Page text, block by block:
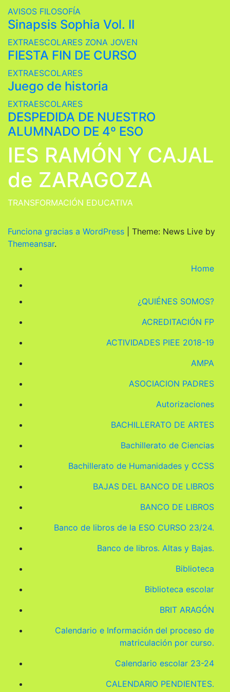
AVISOS FILOSOFÍA
Sinapsis Sophia Vol. II
EXTRAESCOLARES ZONA JOVEN
FIESTA FIN DE CURSO
EXTRAESCOLARES
Juego de historia
EXTRAESCOLARES
DESPEDIDA DE NUESTRO
ALUMNADO DE 4º ESO
IES RAMÓN Y CAJAL
de ZARAGOZA
TRANSFORMACIÓN EDUCATIVA
Funciona gracias a WordPress
Theme: News Live by
Themeansar.
Home
¿QUIÉNES SOMOS?
ACREDITACIÓN FP
ACTIVIDADES PIEE 2018-19
AMPA
ASOCIACION PADRES
Autorizaciones
BACHILLERATO DE ARTES
Bachillerato de Ciencias
Bachillerato de Humanidades y CCSS
BAJAS DEL BANCO DE LIBROS
BANCO DE LIBROS
Banco de libros de la ESO CURSO 23/24.
Banco de libros. Altas y Bajas.
Biblioteca
Biblioteca escolar
BRIT ARAGÓN
Calendario e Información del proceso de
matriculación por curso.
Calendario escolar 23-24
CALENDARIO PENDIENTES.